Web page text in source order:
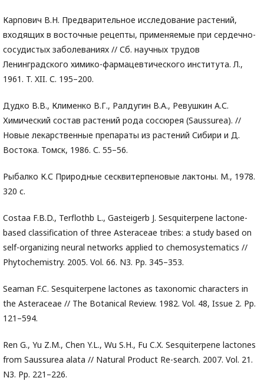
Карпович В.H. Предварительное исследование растений,
входящих в восточные рецепты, применяемые при сердечно-
сосудистых заболеваниях // Сб. научных трудов
Ленинградского химико-фармацевтического института. Л.,
1961. T. XII. С. 195–200.
Дудко В.В., Клименко В.Г., Ралдугин В.А., Ревушкин А.С.
Химический состав растений рода соссюрея (Saussurea). //
Новые лекарственные препараты из растений Сибири и Д.
Востока. Томск, 1986. С. 55–56.
Рыбалко К.С Природные сесквитерпеновые лактоны. М., 1978.
320 с.
Costaa F.B.D., Terflothb L., Gasteigerb J. Sesquiterpene lactone-
based classification of three Asteraceae tribes: a study based on
self-organizing neural networks applied to chemosystematics //
Phytochemistry. 2005. Vol. 66. N3. Pp. 345–353.
Seaman F.C. Sesquiterpene lactones as taxonomic characters in
the Asteraceae // The Botanical Review. 1982. Vol. 48, Issue 2. Pp.
121–594.
Ren G., Yu Z.M., Chen Y.L., Wu S.H., Fu C.X. Sesquiterpene lactones
from Saussurea alata // Natural Product Re-search. 2007. Vol. 21.
N3. Pp. 221–226.